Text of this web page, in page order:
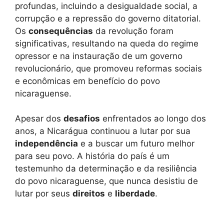
profundas, incluindo a desigualdade social, a
corrupção e a repressão do governo ditatorial.
Os consequências da revolução foram
significativas, resultando na queda do regime
opressor e na instauração de um governo
revolucionário, que promoveu reformas sociais
e econômicas em benefício do povo
nicaraguense.
Apesar dos desafios enfrentados ao longo dos
anos, a Nicarágua continuou a lutar por sua
independência e a buscar um futuro melhor
para seu povo. A história do país é um
testemunho da determinação e da resiliência
do povo nicaraguense, que nunca desistiu de
lutar por seus direitos e liberdade.